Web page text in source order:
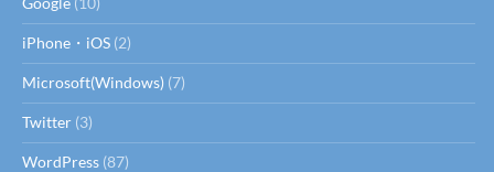
iPhone・iOS (2)
Microsoft(Windows) (7)
Twitter (3)
WordPress (87)